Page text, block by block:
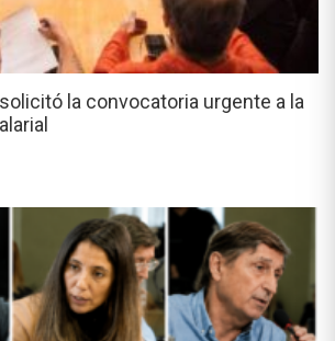
la convocatoria urgente a la